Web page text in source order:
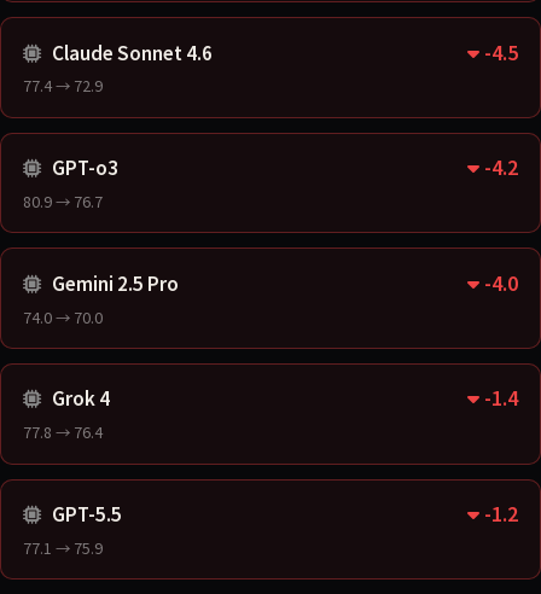
Claude Sonnet 4.6 -4.5
77.4 → 72.9
GPT-o3 -4.2
80.9 → 76.7
Gemini 2.5 Pro -4.0
74.0 → 70.0
Grok 4 -1.4
77.8 → 76.4
GPT-5.5 -1.2
77.1 → 75.9